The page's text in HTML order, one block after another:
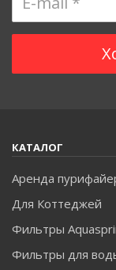
КАТАЛОГ
Аренда
Для Коттеджей
Фильтры
Фильтры для